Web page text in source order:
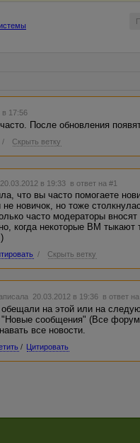
в 17:56
После обновления
/ Скрыть ветку
в 19:33 в ответ на #1
что вы часто помогаете
новичок, но тоже
часто модераторы
когда некоторые ВМ тыкают
/ Скрыть ветку
20.03.2012 в 19:36 в ответ
обещали на этой или на
"Новые сообщения" (Все
все новости.
/ Цитировать